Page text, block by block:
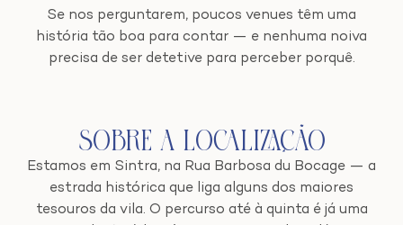
Se nos perguntarem, poucos venues têm uma
história tão boa para contar — e nenhuma noiva
precisa de ser detetive para perceber porquê.
Sobre a Localização
Estamos em Sintra, na Rua Barbosa du Bocage — a
estrada histórica que liga alguns dos maiores
tesouros da vila. O percurso até à quinta é já uma